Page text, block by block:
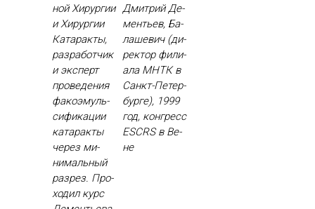
ной Хи­рур­гии
и Хи­рур­гии
Ка­тарак­ты,
раз­ра­бот­чик
и эк­сперт
про­веде­ния
фа­ко­эмуль­
си­фика­ции
ка­тарак­ты
че­рез ми­
нималь­ный
раз­рез. Про­
ходил курс
Дмит­рий Де­
менть­ев, Ба­
лаше­вич (ди­
рек­тор фи­ли­
ала МНТК в
Санкт-Пе­тер­
бурге), 1999
год, кон­гресс
ESCRS в Ве­
не